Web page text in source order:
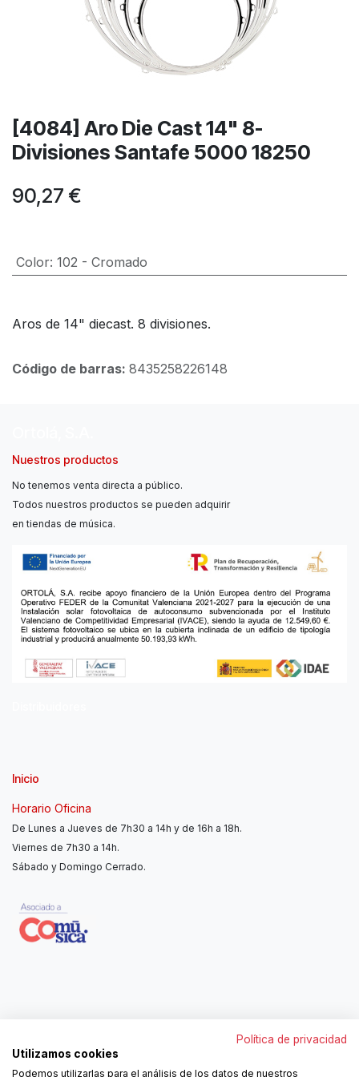
[4084] Aro Die Cast 14" 8-
Divisiones Santafe 5000 18250
90,27 €
Color: 102 - Cromado
Aros de 14" diecast. 8 divisiones.
Código de barras: 8435258226148
Nuestros productos
No tenemos venta directa a público.
Todos nuestros productos se pueden adquirir
en tiendas de música.
Inicio
Horario Oficina
De Lunes a Jueves de 7h30 a 14h y de 16h a 18h.
Viernes de 7h30 a 14h.
Sábado y Domingo Cerrado.
962250313
Política de privacidad
Utilizamos cookies
Podemos utilizarlas para el análisis de los datos de nuestros